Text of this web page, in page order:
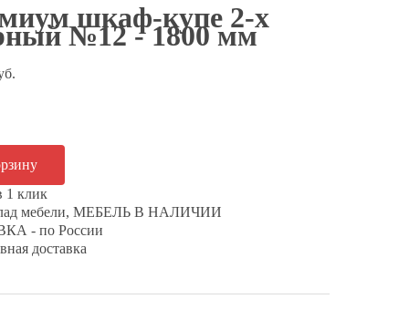
шкаф-купе 2-х
№12 - 1800 мм
1 клик
мебели, МЕБЕЛЬ В НАЛИЧИИ
- по России
доставка